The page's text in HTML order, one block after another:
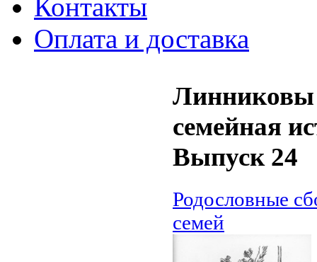
Контакты
Оплата и доставка
Линниковы
семейная
Выпуск 24
Родословные
семей